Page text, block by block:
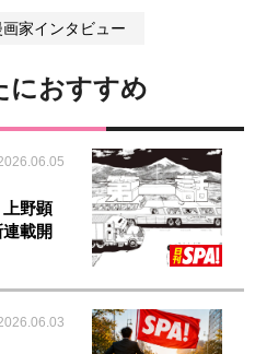
画家インタビュー
におすすめ
野顕
載開